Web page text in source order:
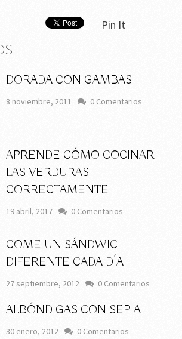
Pin It
DORADA CON GAMBAS
8 noviembre, 2011 0 Comentarios
APRENDE CÓMO COCINAR
LAS VERDURAS
CORRECTAMENTE
19 abril, 2017 0 Comentarios
COME UN SÁNDWICH
DIFERENTE CADA DÍA
27 septiembre, 2012 0 Comentarios
ALBÓNDIGAS CON SEPIA
30 enero, 2012 0 Comentarios